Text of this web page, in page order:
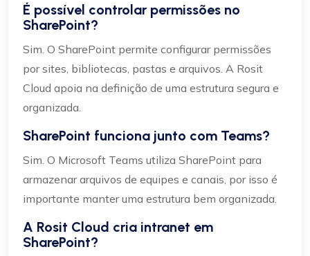
É possível controlar permissões no
SharePoint?
Sim. O SharePoint permite configurar permissões
por sites, bibliotecas, pastas e arquivos. A Rosit
Cloud apoia na definição de uma estrutura segura e
organizada.
SharePoint funciona junto com Teams?
Sim. O Microsoft Teams utiliza SharePoint para
armazenar arquivos de equipes e canais, por isso é
importante manter uma estrutura bem organizada.
A Rosit Cloud cria intranet em
SharePoint?